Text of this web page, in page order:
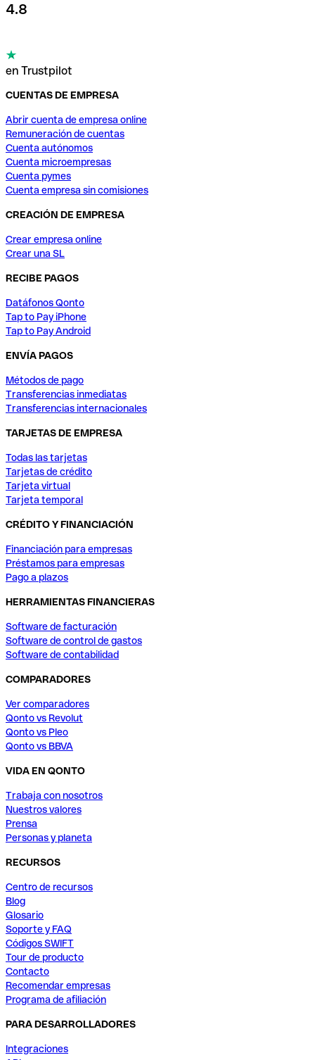
4.8
en Trustpilot
CUENTAS DE EMPRESA
Abrir cuenta de empresa online
Remuneración de cuentas
Cuenta autónomos
Cuenta microempresas
Cuenta pymes
Cuenta empresa sin comisiones
CREACIÓN DE EMPRESA
Crear empresa online
Crear una SL
RECIBE PAGOS
Datáfonos Qonto
Tap to Pay iPhone
Tap to Pay Android
ENVÍA PAGOS
Métodos de pago
Transferencias inmediatas
Transferencias internacionales
TARJETAS DE EMPRESA
Todas las tarjetas
Tarjetas de crédito
Tarjeta virtual
Tarjeta temporal
CRÉDITO Y FINANCIACIÓN
Financiación para empresas
Préstamos para empresas
Pago a plazos
HERRAMIENTAS FINANCIERAS
Software de facturación
Software de control de gastos
Software de contabilidad
COMPARADORES
Ver comparadores
Qonto vs Revolut
Qonto vs Pleo
Qonto vs BBVA
VIDA EN QONTO
Trabaja con nosotros
Nuestros valores
Prensa
Personas y planeta
RECURSOS
Centro de recursos
Blog
Glosario
Soporte y FAQ
Códigos SWIFT
Tour de producto
Contacto
Recomendar empresas
Programa de afiliación
PARA DESARROLLADORES
Integraciones